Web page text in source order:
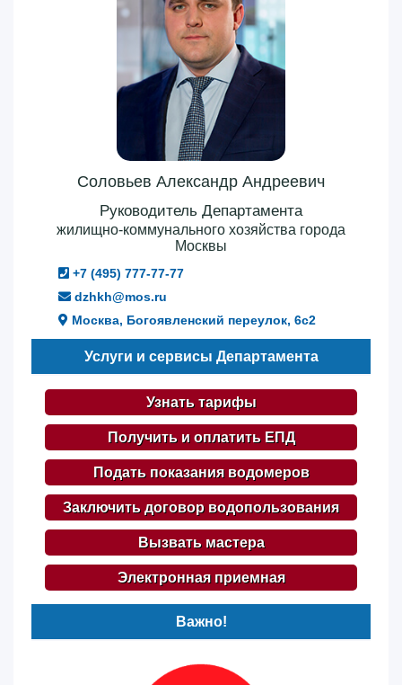
Соловьев Александр Андреевич
Руководитель Департамента
жилищно-коммунального хозяйства города
Москвы
+7 (495) 777-77-77
dzhkh@mos.ru
Москва, Богоявленский переулок, 6с2
Услуги и сервисы Департамента
Узнать тарифы
Получить и оплатить ЕПД
Подать показания водомеров
Заключить договор водопользования
Вызвать мастера
Электронная приемная
Важно!